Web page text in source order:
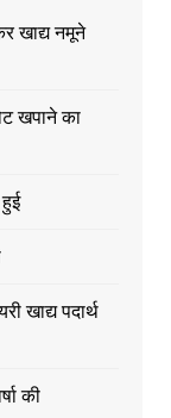
खाद्य नमूने
खपाने का
हुई
खाद्य पदार्थ
की